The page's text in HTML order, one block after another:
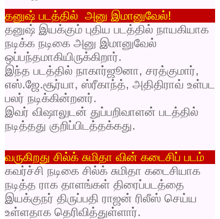
தனுஷ் படத்தில் அனு இமானுவேல்!
தனுஷ் இயக்கும் புதிய படத்தில் நாயகியாக
நடிக்க நடிகை அனு இமானுவேல்
ஒப்பந்தமாகியிருக்கிறார்.
இந்த படத்தில் நாகார்ஜூனா, சரத்குமார்,
எஸ்.ஜே.சூர்யா, ஸ்ரீகாந்த், அதிதிராவ் உள்பட
பலர் நடிக்கின்றனர்.
இவர் விஷாலுடன் துப்பறிவாளன் படத்தில்
நடித்தது குறிப்பிடத்தக்கது.
வருகிறது சில்க் சுமிதா வின் கடைசிப் படம்
கவர்ச்சி நடிகை சில்க் சுமிதா கடைசியாக
நடித்த ராக தாளங்கள் திரைப்படத்தை
இயக்குநர் திருப்பதி ராஜன் ரிலீஸ் செய்ய
உள்ளதாக தெரிவித்துள்ளார்.